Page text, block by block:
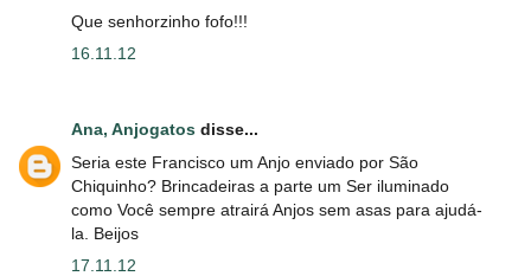
Que senhorzinho fofo!!!
16.11.12
Ana, Anjogatos disse...
Seria este Francisco um Anjo enviado por São
Chiquinho? Brincadeiras a parte um Ser iluminado
como Você sempre atrairá Anjos sem asas para ajudá-
la. Beijos
17.11.12